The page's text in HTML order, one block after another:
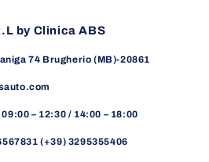
by Clinica ABS
74 Brugherio (MB)-20861
– 12:30 / 14:00 – 18:00
(+39) 3295355406